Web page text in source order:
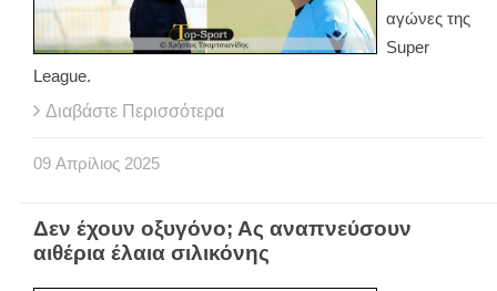
αγώνες της
Super
League.
Διαβάστε Περισσότερα
09 Απρίλιος 2025
Δεν έχουν οξυγόνο; Ας αναπνεύσουν
αιθέρια έλαια σιλικόνης